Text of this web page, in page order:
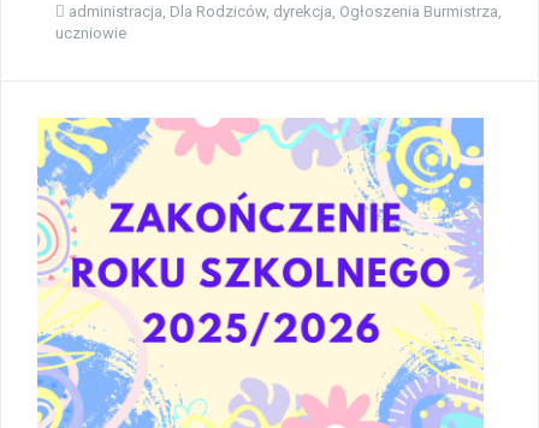
administracja Dla Rodziców, dyrekcja Ogłoszenia Burmistrza
uczniowie